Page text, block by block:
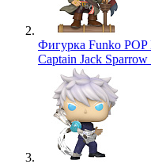
Фигурка Funko POP
Captain Jack